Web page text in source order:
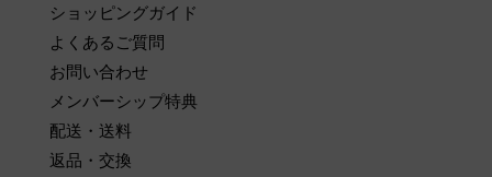
ショッピングガイド
よくあるご質問
お問い合わせ
メンバーシップ特典
配送・送料
返品・交換